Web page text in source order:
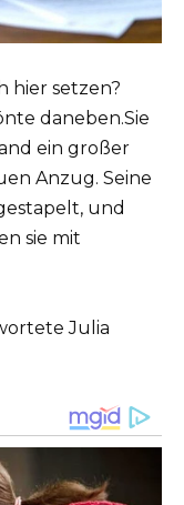
hier setzen?
daneben.Sie
ein großer
Anzug. Seine
und
sie mit
Julia